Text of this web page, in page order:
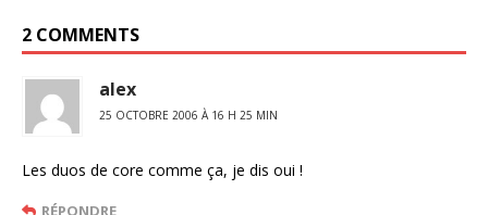
2 COMMENTS
alex
25 OCTOBRE 2006 À 16 H 25 MIN
Les duos de core comme ça, je dis oui !
RÉPONDRE